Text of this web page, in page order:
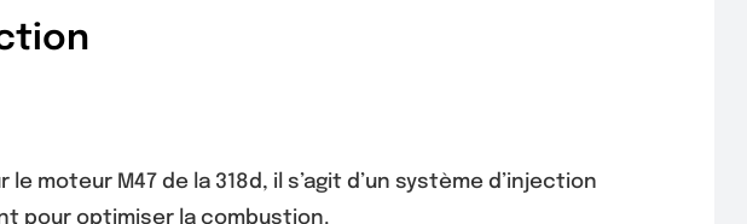
moteur M47 de la 318d, il s’agit d’un système d’injection
pour optimiser la combustion.